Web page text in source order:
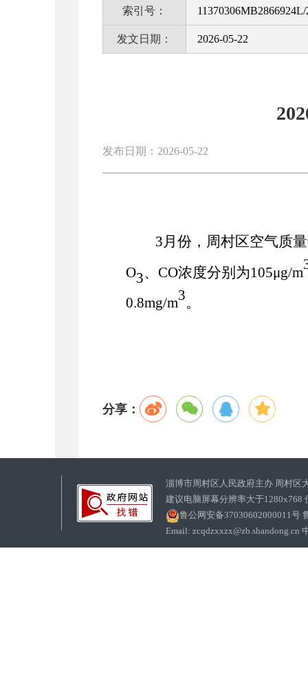
索引号：
发文日期： 2026-05-22
发布日期：2026-05-22
3月份，周村区空气质
O3、 CO浓度分别为105μg/m
0.8mg/m3。
分享：
淄博市周村区人民政府主办 周村区
建议电脑屏幕分辨率大于1280x768
鲁公网安备37030602000011号
Email: zcqdzxxzx@zb.shandong.cn